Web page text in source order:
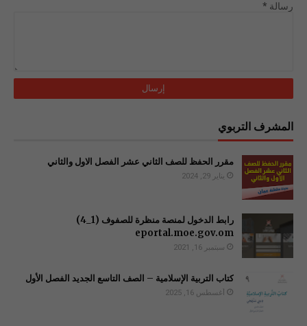
رسالة *
المشرف التربوي
مقرر الحفظ للصف الثاني عشر الفصل الاول والثاني
يناير 29, 2024
رابط الدخول لمنصة منظرة للصفوف (1_4)
سبتمبر 16, 2021
كتاب التربية الإسلامية – الصف التاسع الجديد الفصل الأول
أغسطس 16, 2025